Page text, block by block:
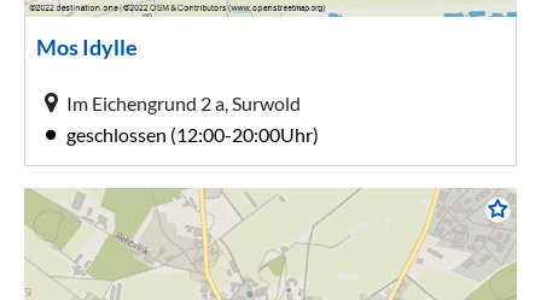
Mos Idylle
Im Eichengrund 2 a, Surwold
geschlossen (12:00-20:00Uhr)